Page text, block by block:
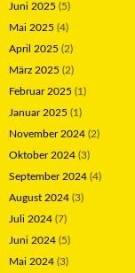
Juni 2025 (5)
Mai 2025 (4)
April 2025 (2)
März 2025 (2)
Februar 2025 (1)
Januar 2025 (1)
November 2024 (2)
Oktober 2024 (3)
September 2024 (4)
August 2024 (3)
Juli 2024 (7)
Juni 2024 (5)
Mai 2024 (3)